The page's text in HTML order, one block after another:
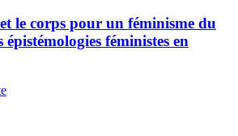
le corps pour un féminisme du
féministes en